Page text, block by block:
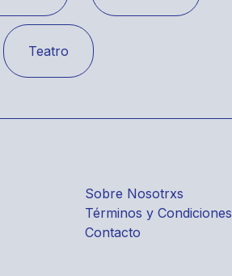
Teatro
Sobre Nosotrxs
Términos y Condiciones
Contacto